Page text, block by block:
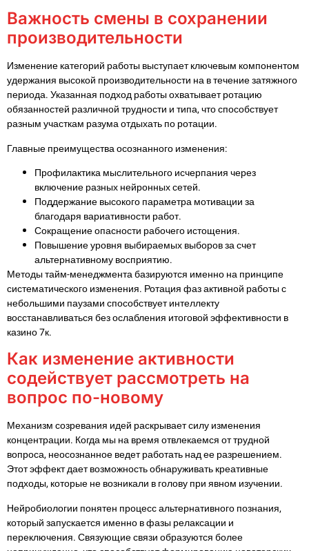
Важность смены в сохранении
производительности
Изменение категорий работы выступает ключевым компонентом
удержания высокой производительности на в течение затяжного
периода. Указанная подход работы охватывает ротацию
обязанностей различной трудности и типа, что способствует
разным участкам разума отдыхать по ротации.
Главные преимущества осознанного изменения:
Профилактика мыслительного исчерпания через
включение разных нейронных сетей.
Поддержание высокого параметра мотивации за
благодаря вариативности работ.
Сокращение опасности рабочего истощения.
Повышение уровня выбираемых выборов за счет
альтернативному восприятию.
Методы тайм-менеджмента базируются именно на принципе
систематического изменения. Ротация фаз активной работы с
небольшими паузами способствует интеллекту
восстанавливаться без ослабления итоговой эффективности в
казино 7к.
Как изменение активности
содействует рассмотреть на
вопрос по-новому
Механизм созревания идей раскрывает силу изменения
концентрации. Когда мы на время отвлекаемся от трудной
вопроса, неосознанное ведет работать над ее разрешением.
Этот эффект дает возможность обнаруживать креативные
подходы, которые не возникали в голову при явном изучении.
Нейробиологии понятен процесс альтернативного познания,
который запускается именно в фазы релаксации и
переключения. Связующие связи образуются более